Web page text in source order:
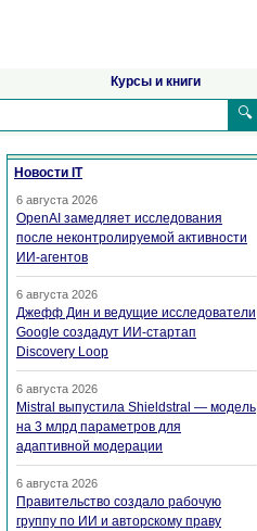
Курсы и книги
🔍
Новости IT
6 августа 2026
OpenAI замедляет исследования
после неконтролируемой активности
ИИ-агентов
6 августа 2026
Джефф Дин и ведущие исследователи
Google создадут ИИ-стартап
Discovery Loop
6 августа 2026
Mistral выпустила Shieldstral — модель
на 3 млрд параметров для
адаптивной модерации
6 августа 2026
Правительство создало рабочую
группу по ИИ и авторскому праву